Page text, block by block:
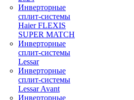
Инверторные
сплит-системы
Haier FLEXIS
SUPER MATCH
Инверторные
сплит-системы
Lessar
Инверторные
сплит-системы
Lessar Avant
Инверторные